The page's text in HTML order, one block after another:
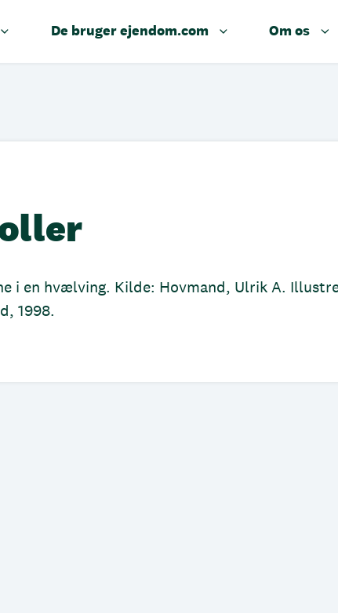
De bruger ejendom.com Om os
i en hvælving. Kilde: Hovmand, Ulrik A.
1998.